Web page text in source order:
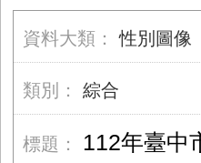
性別圖像
綜合
112年臺中